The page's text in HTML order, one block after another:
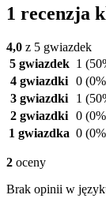
1 recenzja
4,0 z 5 gwiazdek
5 gwiazdek 1
4 gwiazdki 0
3 gwiazdki
1
2 gwiazdki 0
1 gwiazdka 0
2 oceny
Brak opinii w